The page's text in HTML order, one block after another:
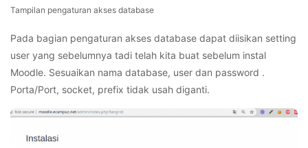
Tampilan pengaturan akses database
Pada bagian pengaturan akses database dapat diisikan setting
user yang sebelumnya tadi telah kita buat sebelum instal
Moodle. Sesuaikan nama database, user dan password .
Porta/Port, socket, prefix tidak usah diganti.